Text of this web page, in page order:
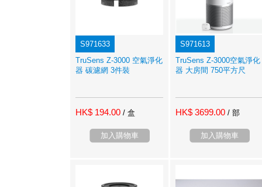
S971633
TruSens Z-3000 空氣淨化
器 碳濾網 3件裝
HK$ 194.00 / 盒
加入購物車
S971613
TruSens Z-3000空氣淨化
器 大房間 750平方尺
HK$ 3699.00 / 部
加入購物車